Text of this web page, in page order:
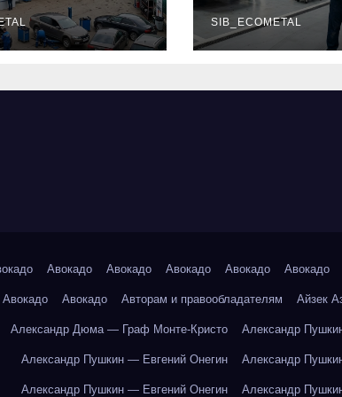
услуг и
работы
наличие
запчастей
сроки
SIB_ECOMETAL
Авокадо Авокадо Авокадо Авокадо Авокадо
Авокадо Авокадо Авторам и правообладателям Айзек
Александр Дюма — Граф Монте-Кристо Александр
Александр Пушкин — Евгений Онегин Александр
Александр Пушкин — Евгений Онегин Александр